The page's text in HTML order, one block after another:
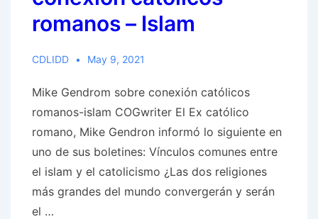
reunirá
nuevamente
promover
la
interreligiosa
romanos – Islam
CDLIDD May 9, 2021
Mike Gendrom sobre conexión católicos
romanos-islam COGwriter El Ex católico
romano, Mike Gendron informó lo siguiente en
uno de sus boletines: Vínculos comunes entre
el islam y el catolicismo ¿Las dos religiones
más grandes del mundo convergerán y serán
el …